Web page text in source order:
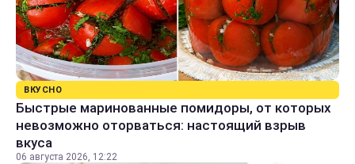
ВКУСНО
Быстрые маринованные помидоры, от которых
невозможно оторваться: настоящий взрыв
вкуса
06 августа 2026, 12:22